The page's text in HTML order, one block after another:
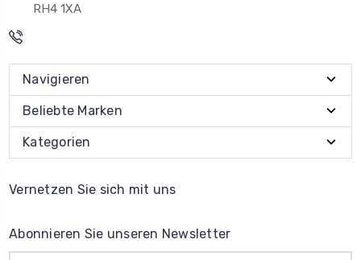
RH4 1XA
Navigieren
Beliebte Marken
Kategorien
Vernetzen Sie sich mit uns
Abonnieren Sie unseren Newsletter